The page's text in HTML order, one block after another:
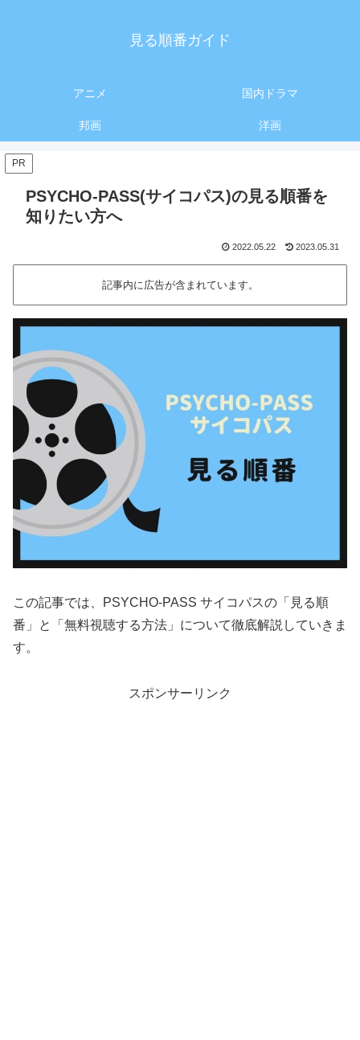
見る順番ガイド
アニメ 国内ドラマ
邦画 洋画
PR
PSYCHO-PASS(サイコパス)の見る順番を
知りたい方へ
2022.05.22 2023.05.31
記事内に広告が含まれています。
この記事では、PSYCHO-PASS サイコパスの「見る順
番」と「無料視聴する方法」について徹底解説していきま
す。
スポンサーリンク